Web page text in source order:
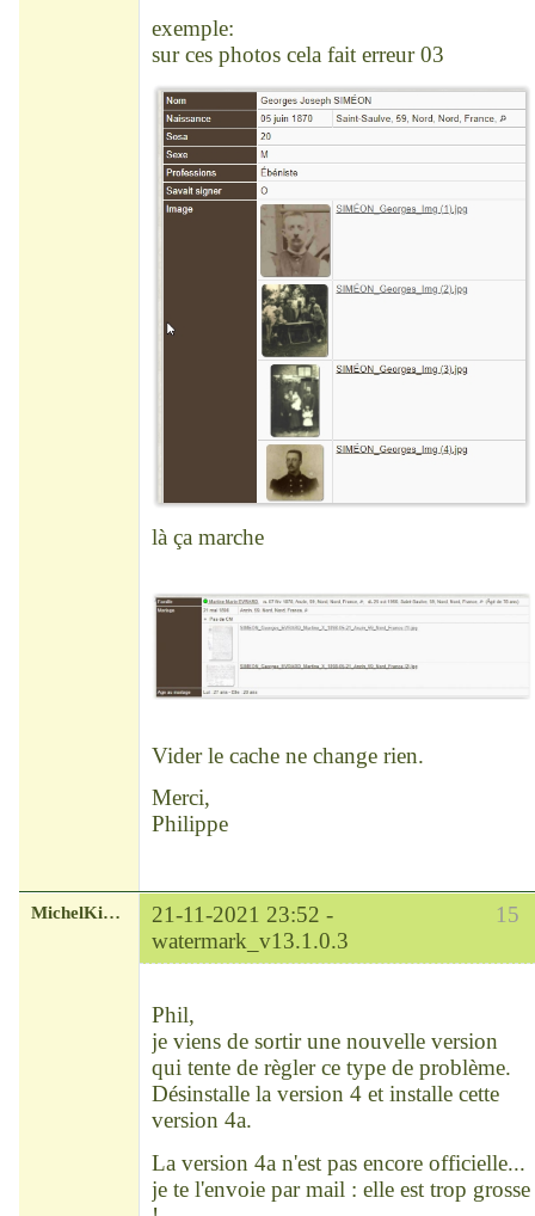
exemple:
sur ces photos cela fait erreur 03
là ça marche
Vider le cache ne change rien.
Merci,
Philippe
15
MichelKirsch
21-11-2021 23:52 -
watermark_v13.1.0.3
Phil,
je viens de sortir une nouvelle version
qui tente de règler ce type de problème.
Désinstalle la version 4 et installe cette
version 4a.
La version 4a n'est pas encore officielle...
je te l'envoie par mail : elle est trop grosse